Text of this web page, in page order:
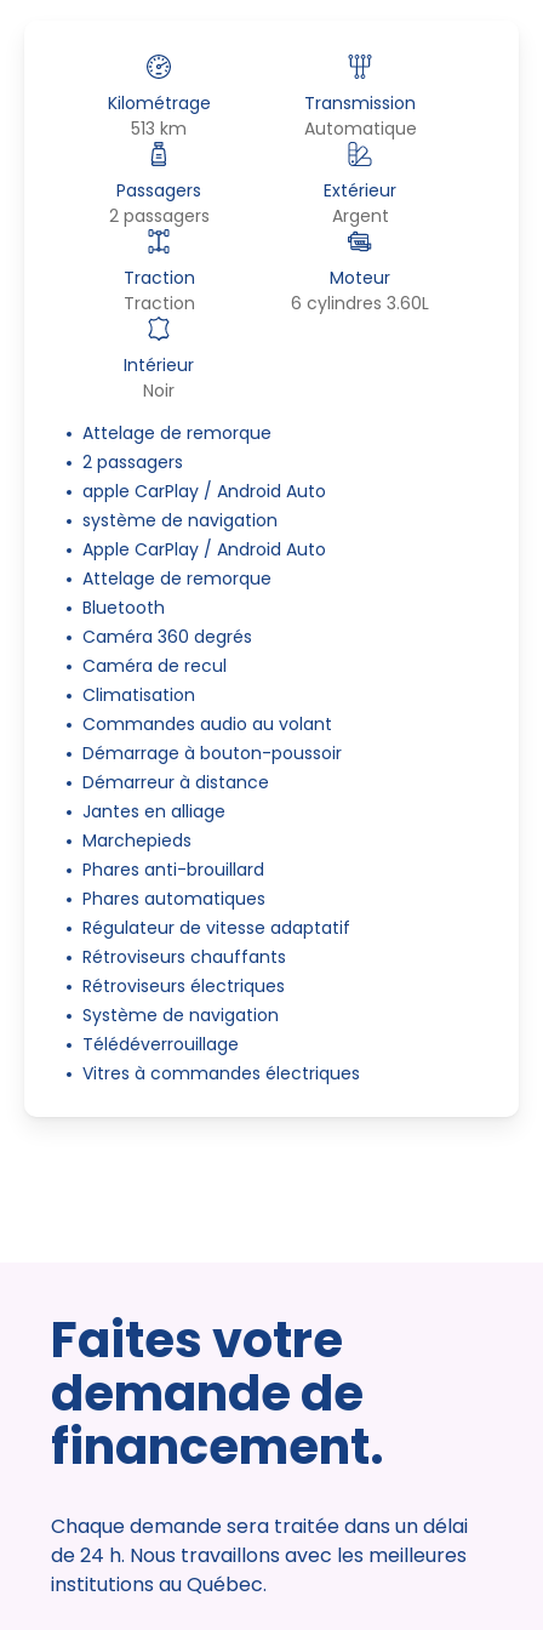
Kilométrage
513 km
Transmission
Automatique
Passagers
2 passagers
Extérieur
Argent
Traction
Traction
Moteur
6 cylindres 3.60L
Intérieur
Noir
Attelage de remorque
2 passagers
apple CarPlay / Android Auto
système de navigation
Apple CarPlay / Android Auto
Attelage de remorque
Bluetooth
Caméra 360 degrés
Caméra de recul
Climatisation
Commandes audio au volant
Démarrage à bouton-poussoir
Démarreur à distance
Jantes en alliage
Marchepieds
Phares anti-brouillard
Phares automatiques
Régulateur de vitesse adaptatif
Rétroviseurs chauffants
Rétroviseurs électriques
Système de navigation
Télédéverrouillage
Vitres à commandes électriques
Faites votre
demande de
financement.
Chaque demande sera traitée dans un délai
de 24 h. Nous travaillons avec les meilleures
institutions au Québec.